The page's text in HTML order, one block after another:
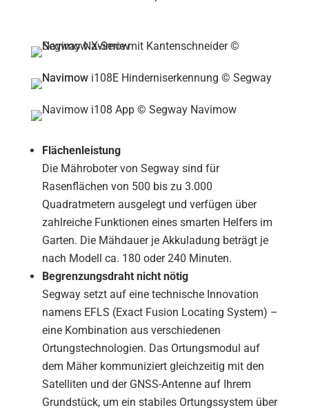
Flächenleistung
Die Mähroboter von Segway sind für
Rasenflächen von 500 bis zu 3.000
Quadratmetern ausgelegt und verfügen über
zahlreiche Funktionen eines smarten Helfers im
Garten. Die Mähdauer je Akkuladung beträgt je
nach Modell ca. 180 oder 240 Minuten.
Begrenzungsdraht nicht nötig
Segway setzt auf eine technische Innovation
namens EFLS (Exact Fusion Locating System) –
eine Kombination aus verschiedenen
Ortungstechnologien. Das Ortungsmodul auf
dem Mäher kommuniziert gleichzeitig mit den
Satelliten und der GNSS-Antenne auf Ihrem
Grundstück, um ein stabiles Ortungssystem über